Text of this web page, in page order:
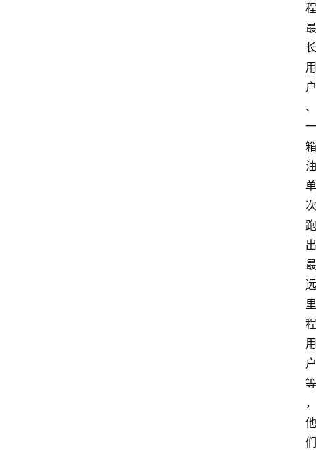
程
最
长
用
户
、
一
箱
油
单
次
跑
出
最
远
里
程
用
户
等
，
他
们